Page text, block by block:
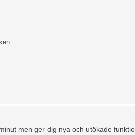
men ger dig nya och utökade